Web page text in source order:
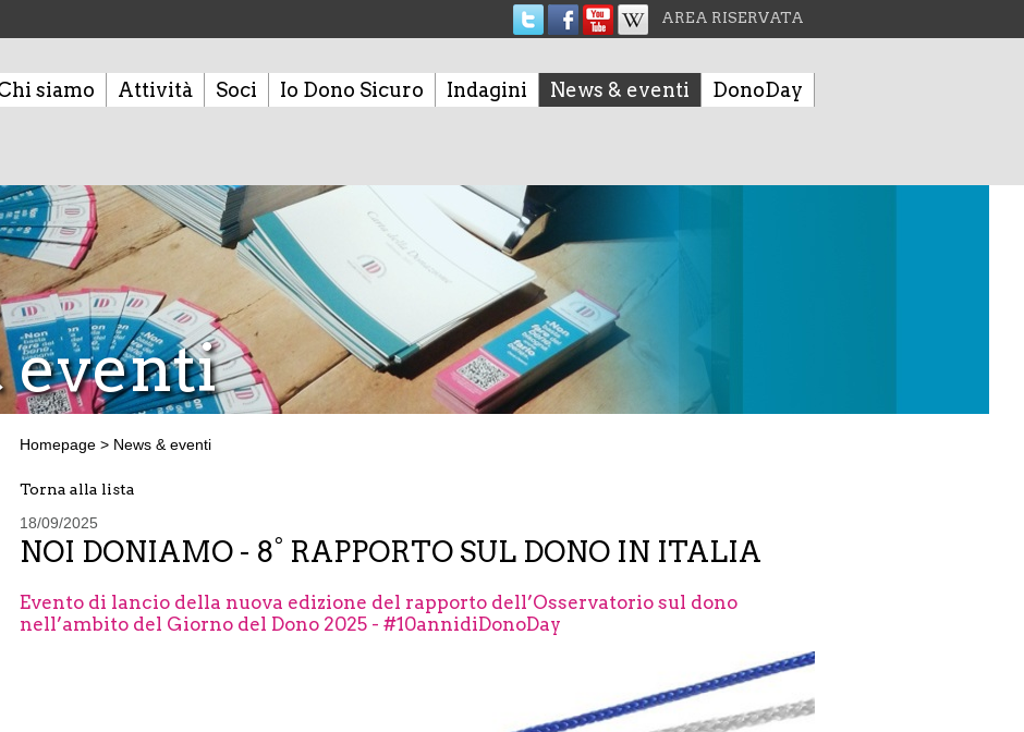
AREA RISERVATA
siamo Attività Soci Io Dono Sicuro Indagini News & eventi DonoDay
eventi
Homepage > News & eventi
Torna alla lista
18/09/2025
NOI DONIAMO - 8° RAPPORTO SUL DONO IN ITALIA
Evento di lancio della nuova edizione del rapporto dell’Osservatorio sul dono
nell’ambito del Giorno del Dono 2025 - #10annidiDonoDay